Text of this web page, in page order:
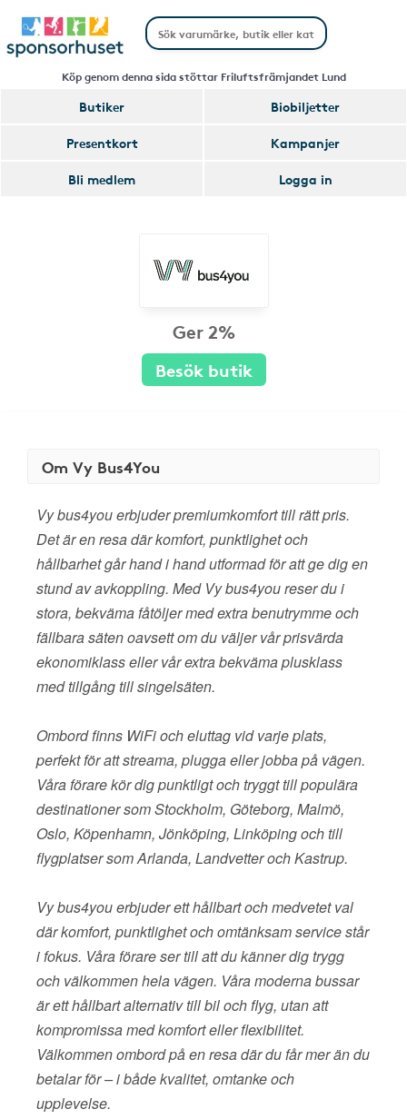
Köp genom denna sida stöttar Friluftsfrämjandet Lund
Butiker
Biobiljetter
Presentkort
Kampanjer
Bli medlem
Logga in
Ger 2%
Besök butik
Om Vy Bus4You
Vy bus4you erbjuder premiumkomfort till rätt pris.
Det är en resa där komfort, punktlighet och
hållbarhet går hand i hand utformad för att ge dig en
stund av avkoppling. Med Vy bus4you reser du i
stora, bekväma fåtöljer med extra benutrymme och
fällbara säten oavsett om du väljer vår prisvärda
ekonomiklass eller vår extra bekväma plusklass
med tillgång till singelsäten.
Ombord finns WiFi och eluttag vid varje plats,
perfekt för att streama, plugga eller jobba på vägen.
Våra förare kör dig punktligt och tryggt till populära
destinationer som Stockholm, Göteborg, Malmö,
Oslo, Köpenhamn, Jönköping, Linköping och till
flygplatser som Arlanda, Landvetter och Kastrup.
Vy bus4you erbjuder ett hållbart och medvetet val
där komfort, punktlighet och omtänksam service står
i fokus. Våra förare ser till att du känner dig trygg
och välkommen hela vägen. Våra moderna bussar
är ett hållbart alternativ till bil och flyg, utan att
kompromissa med komfort eller flexibilitet.
Välkommen ombord på en resa där du får mer än du
betalar för – i både kvalitet, omtanke och
upplevelse.